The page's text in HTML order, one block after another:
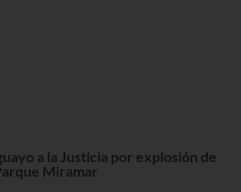
a la Justicia por explosión de
Miramar